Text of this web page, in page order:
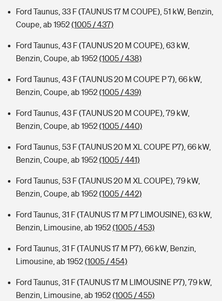
Ford Taunus, 33 F (TAUNUS 17 M COUPE), 51 kW, Benzin,
Coupe, ab 1952(1005 / 437)
Ford Taunus, 43 F (TAUNUS 20 M COUPE), 63 kW,
Benzin, Coupe, ab 1952(1005 / 438)
Ford Taunus, 43 F (TAUNUS 20 M COUPE P 7), 66 kW,
Benzin, Coupe, ab 1952(1005 / 439)
Ford Taunus, 43 F (TAUNUS 20 M COUPE), 79 kW,
Benzin, Coupe, ab 1952(1005 / 440)
Ford Taunus, 53 F (TAUNUS 20 M XL COUPE P7), 66 kW,
Benzin, Coupe, ab 1952(1005 / 441)
Ford Taunus, 53 F (TAUNUS 20 M XL COUPE), 79 kW,
Benzin, Coupe, ab 1952(1005 / 442)
Ford Taunus, 31 F (TAUNUS 17 M P7 LIMOUSINE), 63 kW,
Benzin, Limousine, ab 1952(1005 / 453)
Ford Taunus, 31 F (TAUNUS 17 M P7), 66 kW, Benzin,
Limousine, ab 1952(1005 / 454)
Ford Taunus, 31 F (TAUNUS 17 M LIMOUSINE P7), 79 kW,
Benzin, Limousine, ab 1952(1005 / 455)